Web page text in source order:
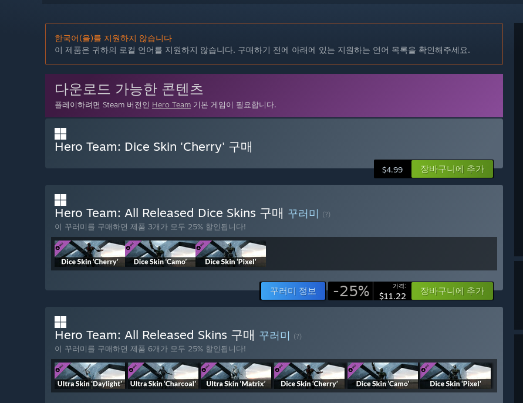
한국어(을)를 지원하지 않습니다
이 제품은 귀하의 로컬 언어를 지원하지 않습니다. 구매하기 전에 아래에 있는 지원하는 언어 목록을 확인해주세요.
다운로드 가능한 콘텐츠
플레이하려면 Steam 버전인 Hero Team 기본 게임이 필요합니다.
Hero Team: Dice Skin 'Cherry' 구매
$4.99 장바구니에 추가
Hero Team: All Released Dice Skins 구매 꾸러미 (?)
이 꾸러미를 구매하면 제품 3개가 모두 25% 할인됩니다!
꾸러미 정보 -25% 가격:
$11.22 장바구니에 추가
Hero Team: All Released Skins 구매 꾸러미 (?)
이 꾸러미를 구매하면 제품 6개가 모두 25% 할인됩니다!